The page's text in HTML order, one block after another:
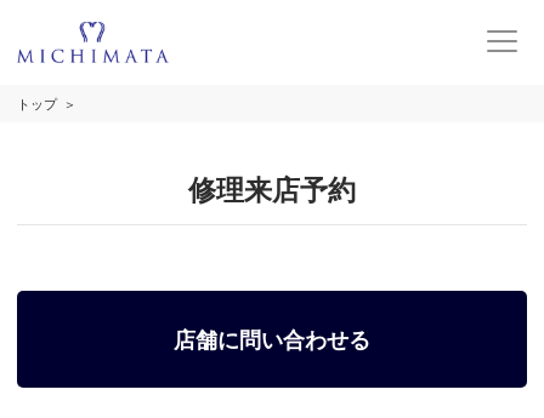
トップ
修理来店予約
店舗に問い合わせる